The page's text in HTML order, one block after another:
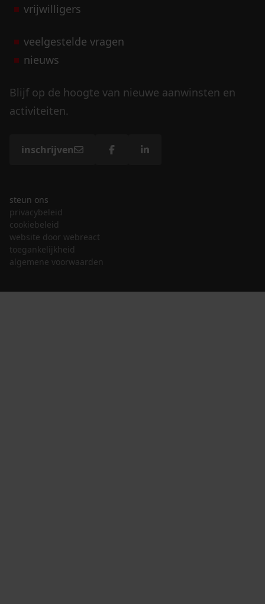
vrijwilligers
veelgestelde vragen
nieuws
Blijf op de hoogte van nieuwe aanwinsten en
activiteiten.
inschrijven
steun ons
privacybeleid
cookiebeleid
website door webreact
toegankelijkheid
algemene voorwaarden